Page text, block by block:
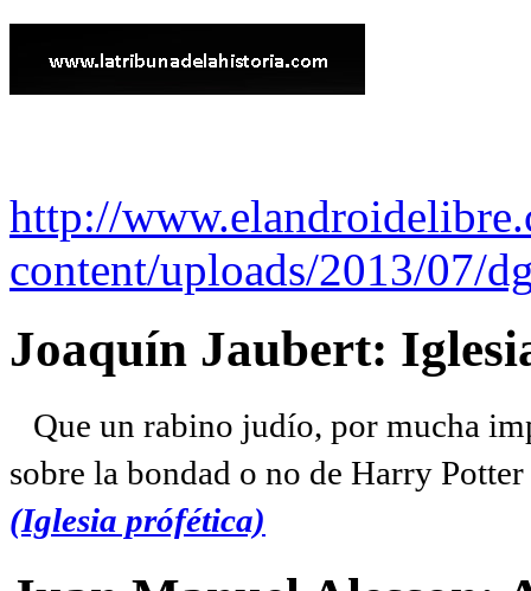
http://
content/uploads/2013/07/
Joaquín Jaubert:
Que un rabino judío, por mucha
sobre la bondad o no de Harry
(Iglesia prófética)